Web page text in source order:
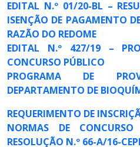
EDITAL N.º 01/20-BL –
ISENÇÃO DE PAGAMENTO
RAZÃO DO REDOME
EDITAL N.º 427/19 –
CONCURSO PÚBLICO
PROGRAMA DE
DEPARTAMENTO DE
REQUERIMENTO DE
NORMAS DE
RESOLUÇÃO N.º 66-A/16-